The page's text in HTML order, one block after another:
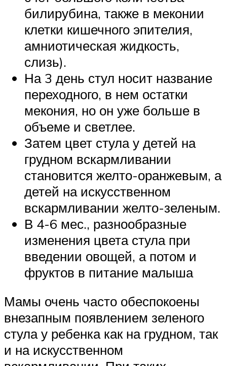
билирубина, также в меконии
клетки кишечного эпителия,
амниотическая жидкость,
слизь).
На 3 день стул носит название
переходного, в нем остатки
мекония, но он уже больше в
объеме и светлее.
Затем цвет стула у детей на
грудном вскармливании
становится желто-оранжевым, а
детей на искусственном
вскармливании желто-зеленым.
В 4-6 мес., разнообразные
изменения цвета стула при
введении овощей, а потом и
фруктов в питание малыша
Мамы очень часто обеспокоены
внезапным появлением зеленого
стула у ребенка как на грудном, так
и на искусственном